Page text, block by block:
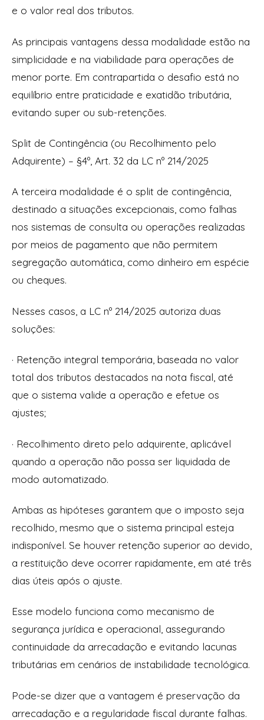
e o valor real dos tributos.
As principais vantagens dessa modalidade estão na
simplicidade e na viabilidade para operações de
menor porte. Em contrapartida o desafio está no
equilíbrio entre praticidade e exatidão tributária,
evitando super ou sub-retenções.
Split de Contingência (ou Recolhimento pelo
Adquirente) – §4º, Art. 32 da LC nº 214/2025
A terceira modalidade é o split de contingência,
destinado a situações excepcionais, como falhas
nos sistemas de consulta ou operações realizadas
por meios de pagamento que não permitem
segregação automática, como dinheiro em espécie
ou cheques.
Nesses casos, a LC nº 214/2025 autoriza duas
soluções:
· Retenção integral temporária, baseada no valor
total dos tributos destacados na nota fiscal, até
que o sistema valide a operação e efetue os
ajustes;
· Recolhimento direto pelo adquirente, aplicável
quando a operação não possa ser liquidada de
modo automatizado.
Ambas as hipóteses garantem que o imposto seja
recolhido, mesmo que o sistema principal esteja
indisponível. Se houver retenção superior ao devido,
a restituição deve ocorrer rapidamente, em até três
dias úteis após o ajuste.
Esse modelo funciona como mecanismo de
segurança jurídica e operacional, assegurando
continuidade da arrecadação e evitando lacunas
tributárias em cenários de instabilidade tecnológica.
Pode-se dizer que a vantagem é preservação da
arrecadação e a regularidade fiscal durante falhas.